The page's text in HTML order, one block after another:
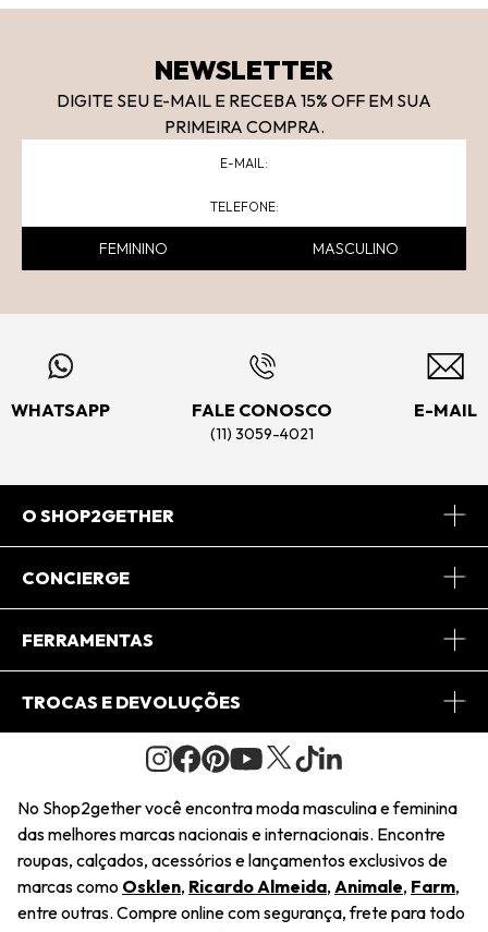
NEWSLETTER
DIGITE SEU E-MAIL E RECEBA 15% OFF EM SUA
PRIMEIRA COMPRA.
FEMININO MASCULINO
WHATSAPP FALE CONOSCO
(11) 3059-4021
E-MAIL
O SHOP2GETHER
Sobre Nós
Journal
Saiu na Mídia
Sustentabilidade
CONCIERGE
Central de Relacionamento
Regulamento e Promoções
FERRAMENTAS
Minha Conta
Pedido de Presente
Wishlist
TROCAS E DEVOLUÇÕES
Condições Gerais
Troca Fácil
Restituição de Pagamento
Dúvidas Frequentes
No Shop2gether você encontra moda masculina e feminina
das melhores marcas nacionais e internacionais. Encontre
roupas, calçados, acessórios e lançamentos exclusivos de
marcas como Osklen, Ricardo Almeida, Animale, Farm,
entre outras. Compre online com segurança, frete para todo